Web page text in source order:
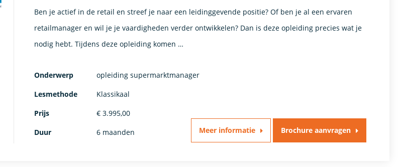
Ben je actief in de retail en streef je naar een leidinggevende positie? Of ben je al een ervaren
retailmanager en wil je je vaardigheden verder ontwikkelen? Dan is deze opleiding precies wat je
nodig hebt. Tijdens deze opleiding komen …
Onderwerp
opleiding supermarktmanager
Lesmethode
Klassikaal
Prijs
€ 3.995,00
Duur
6 maanden Meer informatie Brochure aanvragen